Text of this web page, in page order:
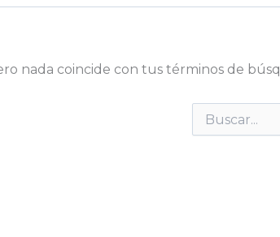
nada coincide con tus términos de
Buscar
por: